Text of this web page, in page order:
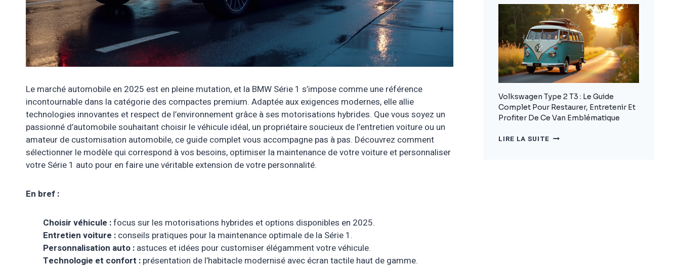
Le marché automobile en 2025 est en pleine mutation, et la BMW Série 1 s’impose comme une référence
incontournable dans la catégorie des compactes premium. Adaptée aux exigences modernes, elle allie
technologies innovantes et respect de l’environnement grâce à ses motorisations hybrides. Que vous soyez un
passionné d’automobile souhaitant choisir le véhicule idéal, un propriétaire soucieux de l’entretien voiture ou un
amateur de customisation automobile, ce guide complet vous accompagne pas à pas. Découvrez comment
sélectionner le modèle qui correspond à vos besoins, optimiser la maintenance de votre voiture et personnaliser
votre Série 1 auto pour en faire une véritable extension de votre personnalité.
En bref :
Choisir véhicule :focus sur les motorisations hybrides et options disponibles en 2025.
Entretien voiture : conseils pratiques pour la maintenance optimale de la Série 1.
Personnalisation auto : astuces et idées pour customiser élégamment votre véhicule.
Technologie et confort : présentation de l’habitacle modernisé avec écran tactile haut de gamme.
GUIDE
COMPLET
POUR
BIEN
CHOISIR
ET
AMÉNAGER
VOTRE
Volkswagen Type 2 T3 : Le Guide
Complet Pour Restaurer, Entretenir Et
Profiter De Ce Van Emblématique
LIRE LA SUITEVOLKSWAGEN